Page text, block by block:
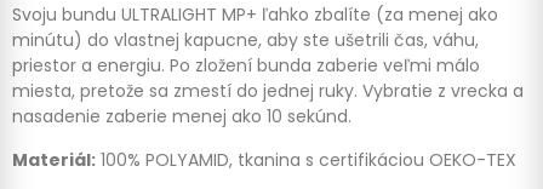
Svoju bundu ULTRALIGHT MP+ ľahko zbalíte (za menej ako
minútu) do vlastnej kapucne, aby ste ušetrili čas, váhu,
priestor a energiu. Po zložení bunda zaberie veľmi málo
miesta, pretože sa zmestí do jednej ruky. Vybratie z vrecka a
nasadenie zaberie menej ako 10 sekúnd.
Materiál: 100% POLYAMID, tkanina s certifikáciou OEKO-TEX